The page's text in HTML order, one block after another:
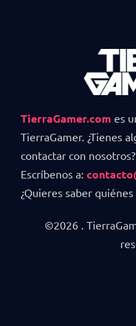
TierraGamer.com es
TierraGamer. ¿Tienes
contactar con nosotros?
Escríbenos a:
¿Quieres saber quiénes
©2026 .